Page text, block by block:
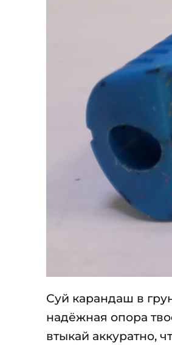
Суй карандаш в
надёжная опора
втыкай аккуратно,